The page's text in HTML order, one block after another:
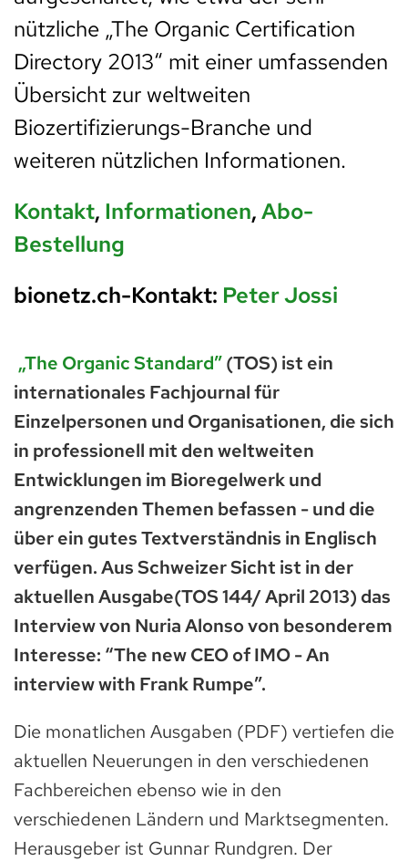
nützliche „The Organic Certification
Directory 2013“ mit einer umfassenden
Übersicht zur weltweiten
Biozertifizierungs-Branche und
weiteren nützlichen Informationen.
Kontakt, Informationen,Abo-
Bestellung
bionetz.ch-Kontakt: Peter Jossi
„The Organic Standard”(TOS) ist ein
internationales Fachjournal für
Einzelpersonen und Organisationen, die sich
in professionell mit den weltweiten
Entwicklungen im Bioregelwerk und
angrenzenden Themen befassen - und die
über ein gutes Textverständnis in Englisch
verfügen. Aus Schweizer Sicht ist in der
aktuellen Ausgabe(TOS 144/ April 2013) das
Interview von Nuria Alonso von besonderem
Interesse: “The new CEO of IMO - An
interview with Frank Rumpe”.
Die monatlichen Ausgaben (PDF) vertiefen die
aktuellen Neuerungen in den verschiedenen
Fachbereichen ebenso wie in den
verschiedenen Ländern und Marktsegmenten.
Herausgeber ist Gunnar Rundgren. Der